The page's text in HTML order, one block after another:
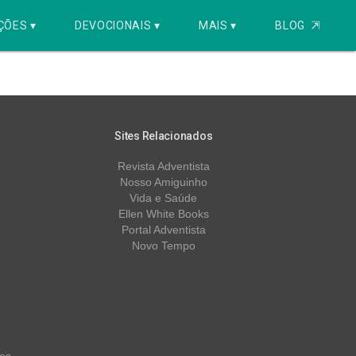
▾ DEVOCIONAIS ▾ MAIS ▾ BLOG ⇱
Sites Relacionados
Revista Adventista
Nosso Amiguinho
Vida e Saúde
Ellen White Books
Portal Adventista
Novo Tempo